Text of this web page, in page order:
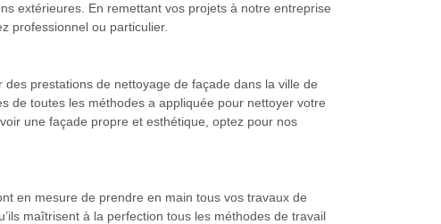
extérieures. En remettant vos projets à notre entreprise
professionnel ou particulier.
prestations de nettoyage de façade dans la ville de
de toutes les méthodes a appliquée pour nettoyer votre
une façade propre et esthétique, optez pour nos
en mesure de prendre en main tous vos travaux de
maîtrisent à la perfection tous les méthodes de travail